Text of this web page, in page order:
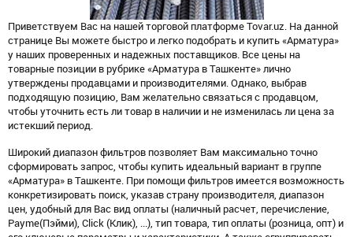
Приветствуем Вас на нашей торговой платформе Tovar.uz. На данной
странице Вы можете быстро и легко подобрать и купить «Арматура»
у наших проверенных и надежных поставщиков. Все цены на
товарные позиции в рубрике «Арматура в Ташкенте» лично
утверждены продавцами и производителями. Однако, выбрав
подходящую позицию, Вам желательно связаться с продавцом,
чтобы уточнить есть ли товар в наличии и не изменилась ли цена за
истекший период.
Широкий диапазон фильтров позволяет Вам максимально точно
сформировать запрос, чтобы купить идеальный вариант в группе
«Арматура» в Ташкенте. При помощи фильтров имеется возможность
конкретизировать поиск, указав страну производителя, диапазон
цен, удобный для Вас вид оплаты (наличный расчет, перечисление,
Payme(Пэйми), Click (Клик), ...), тип товара, тип оплаты (розница, опт) и